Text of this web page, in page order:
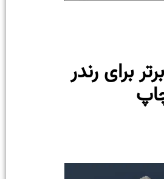
برای رندر